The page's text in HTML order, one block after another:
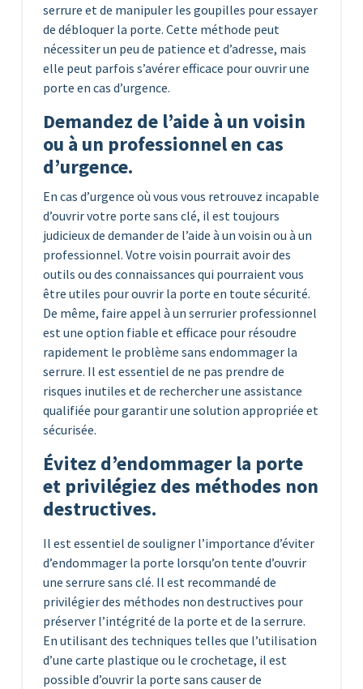
serrure et de manipuler les goupilles pour essayer
de débloquer la porte. Cette méthode peut
nécessiter un peu de patience et d’adresse, mais
elle peut parfois s’avérer efficace pour ouvrir une
porte en cas d’urgence.
Demandez de l’aide à un voisin
ou à un professionnel en cas
d’urgence.
En cas d’urgence où vous vous retrouvez incapable
d’ouvrir votre porte sans clé, il est toujours
judicieux de demander de l’aide à un voisin ou à un
professionnel. Votre voisin pourrait avoir des
outils ou des connaissances qui pourraient vous
être utiles pour ouvrir la porte en toute sécurité.
De même, faire appel à un serrurier professionnel
est une option fiable et efficace pour résoudre
rapidement le problème sans endommager la
serrure. Il est essentiel de ne pas prendre de
risques inutiles et de rechercher une assistance
qualifiée pour garantir une solution appropriée et
sécurisée.
Évitez d’endommager la porte
et privilégiez des méthodes non
destructives.
Il est essentiel de souligner l’importance d’éviter
d’endommager la porte lorsqu’on tente d’ouvrir
une serrure sans clé. Il est recommandé de
privilégier des méthodes non destructives pour
préserver l’intégrité de la porte et de la serrure.
En utilisant des techniques telles que l’utilisation
d’une carte plastique ou le crochetage, il est
possible d’ouvrir la porte sans causer de